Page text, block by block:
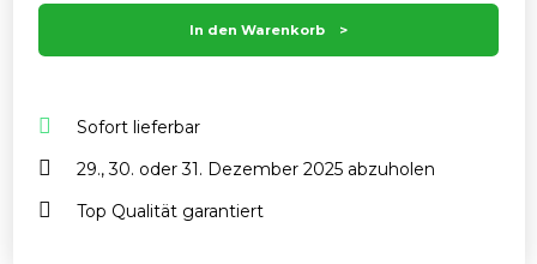
In den Warenkorb
Sofort lieferbar
29., 30. oder 31. Dezember 2025 abzuholen
Top Qualität garantiert